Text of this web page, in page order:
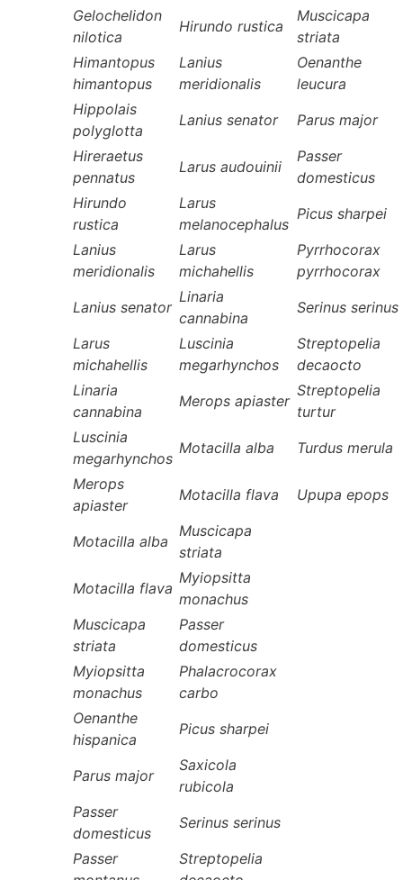
Gelochelidon
nilotica
Hirundo rustica
Muscicapa
striata
Himantopus
himantopus
Lanius
meridionalis
Oenanthe
leucura
Hippolais
polyglotta
Lanius senator
Parus major
Hireraetus
pennatus
Larus audouinii
Passer
domesticus
Hirundo
rustica
Larus
melanocephalus
Picus sharpei
Lanius
meridionalis
Larus
michahellis
Pyrrhocorax
pyrrhocorax
Lanius senator
Linaria
cannabina
Serinus serinus
Larus
michahellis
Luscinia
megarhynchos
Streptopelia
decaocto
Linaria
cannabina
Merops apiaster
Streptopelia
turtur
Luscinia
megarhynchos
Motacilla alba
Turdus merula
Merops
apiaster
Motacilla flava Upupa epops
Motacilla alba
Muscicapa
striata
Motacilla flava
Myiopsitta
monachus
Muscicapa
striata
Passer
domesticus
Myiopsitta
monachus
Phalacrocorax
carbo
Oenanthe
hispanica
Picus sharpei
Parus major
Saxicola
rubicola
Passer
domesticus
Serinus serinus
Passer
Streptopelia